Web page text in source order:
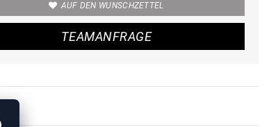
AUF DEN WUNSCHZETTEL
TEAMANFRAGE